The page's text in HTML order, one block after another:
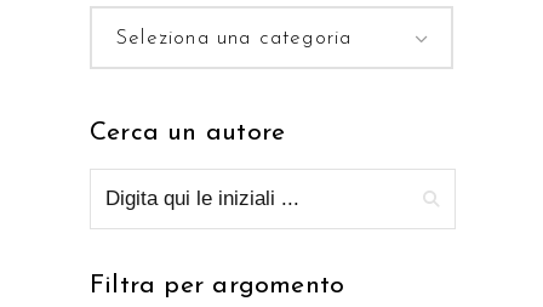
Seleziona una categoria
Cerca un autore
Filtra per argomento